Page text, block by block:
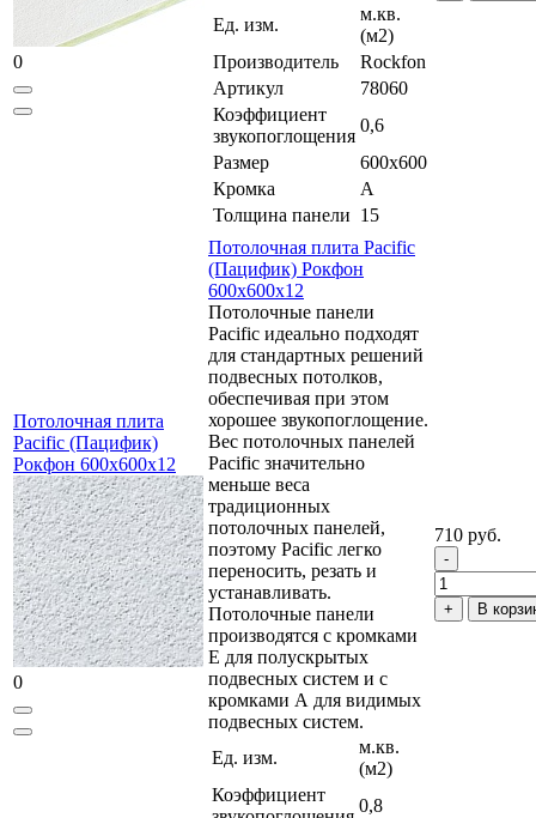
0
Ед. изм.
м.кв.
(м2)
Производитель
Rockfon
Артикул
78060
Коэффициент
звукопоглощения
0,6
Размер
600x600
Кромка
A
Толщина панели 15
Потолочная плита
Pacific (Пацифик)
Рокфон 600x600x12
0
Потолочная плита Pacific
(Пацифик) Рокфон
600x600x12
Потолочные панели
Pacific идеально подходят
для стандартных решений
подвесных потолков,
обеспечивая при этом
хорошее звукопоглощение.
Вес потолочных панелей
Pacific значительно
меньше веса
традиционных
потолочных панелей,
поэтому Pacific легко
переносить, резать и
устанавливать.
Потолочные панели
производятся с кромками
Е для полускрытых
подвесных систем и с
кромками А для видимых
подвесных систем.
Ед. изм.
м.кв.
(м2)
Коэффициент
0,8
710 руб.
В